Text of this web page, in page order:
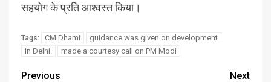
सहयोग के प्रति आश्वस्त किया।
Tags: CM Dhami
guidance was given on development
in Delhi.
made a courtesy call on PM Modi
Previous
Next